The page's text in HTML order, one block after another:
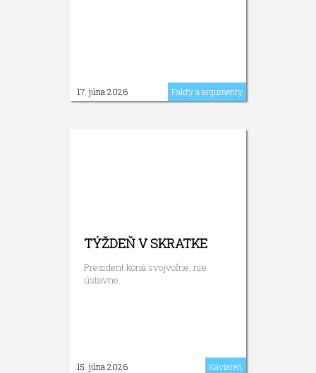
17. júna 2026 Fakty a argumenty
TÝŽDEŇ V SKRATKE
Prezident koná svojvoľne, nie
ústavne.
15. júna 2026 Kaviareň